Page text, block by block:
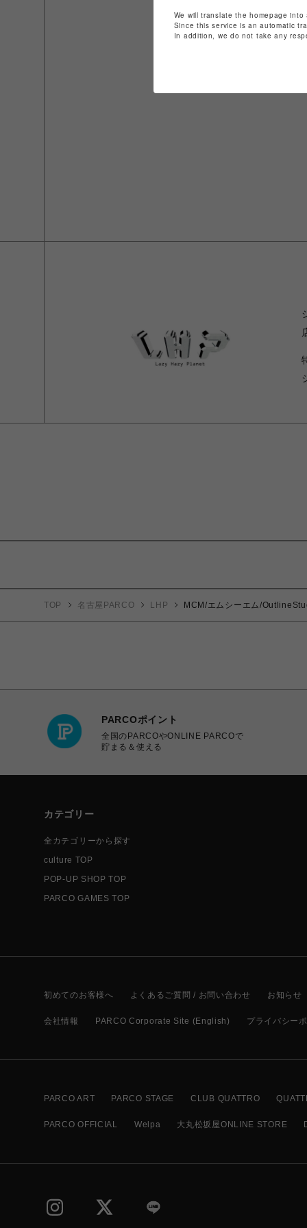
TOP 名古屋PARCO LHP MCM/エムシーエム/
PARCOポイント
全国のPARCOやONLINE PARCOで
貯まる＆使える
カテゴリー
全カテゴリーから探す
culture TOP
POP-UP SHOP TOP
PARCO GAMES TOP
初めてのお客様へ よくあるご質問 / お問い合わせ お知らせ
会社情報 PARCO Corporate Site (English) プライバシー
PARCO ART PARCO STAGE CLUB QUATTRO
PARCO OFFICIAL Welpa 大丸松坂屋ONLINE STORE
We will translate the homepage
Since this service is an automatic
In addition, we do not take any